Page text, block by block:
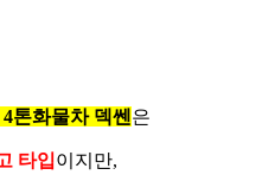
톤화물차 덱쎈 은
타입이지만,